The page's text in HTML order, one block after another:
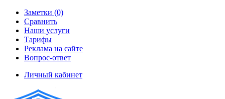
Заметки (0)
Сравнить
Наши услуги
Тарифы
Реклама на сайте
Вопрос-ответ
Личный кабинет